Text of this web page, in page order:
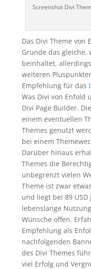
Screenshot Divi
Das Divi Theme von
Grunde das gleiche,
beinhaltet,
weiteren
Empfehlung für das
Was Divi von Enfold
Divi Page Builder.
einem eventuellen
Themes genutzt
bei einem
Darüber hinaus
Themes die
unbegrenzt vielen
Theme ist zwar
und liegt bei 89
lebenslange
Wünsche offen.
Empfehlung als
nachfolgenden
des Divi Themes
viel Erfolg und